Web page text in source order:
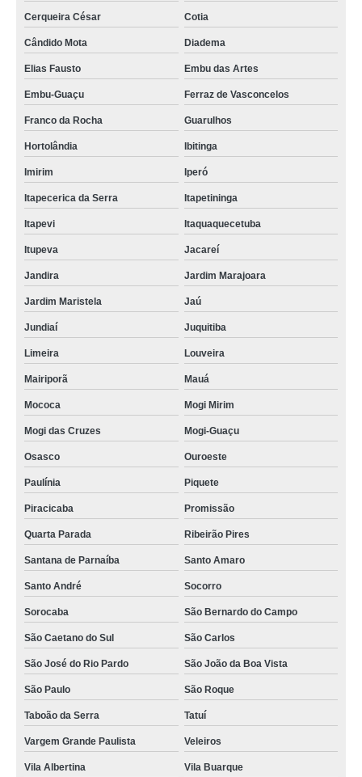
Cerqueira César Cotia
Cândido Mota Diadema
Elias Fausto Embu das Artes
Embu-Guaçu Ferraz de Vasconcelos
Franco da Rocha Guarulhos
Hortolândia Ibitinga
Imirim Iperó
Itapecerica da Serra Itapetininga
Itapevi Itaquaquecetuba
Itupeva Jacareí
Jandira Jardim Marajoara
Jardim Maristela Jaú
Jundiaí Juquitiba
Limeira Louveira
Mairiporã Mauá
Mococa Mogi Mirim
Mogi das Cruzes Mogi-Guaçu
Osasco Ouroeste
Paulínia Piquete
Piracicaba Promissão
Quarta Parada Ribeirão Pires
Santana de Parnaíba Santo Amaro
Santo André Socorro
Sorocaba São Bernardo do Campo
São Caetano do Sul São Carlos
São José do Rio Pardo São João da Boa Vista
São Paulo São Roque
Taboão da Serra Tatuí
Vargem Grande Paulista Veleiros
Vila Albertina Vila Buarque